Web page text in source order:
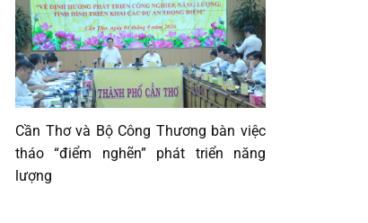
Cần Thơ và Bộ Công Thương bàn việc
tháo “điểm nghẽn” phát triển năng
lượng